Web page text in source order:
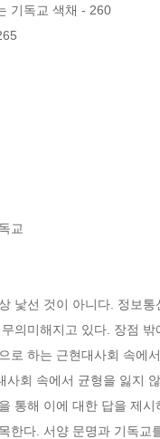
기독교 색채 - 260
교
낯선 것이 아니다. 정보
의미해지고 있다. 장점
로 하는 근현대사회 속에
사회 속에서 균형을 잃지
통해 이에 대한 답을 제
한다. 서양 문명과 기독